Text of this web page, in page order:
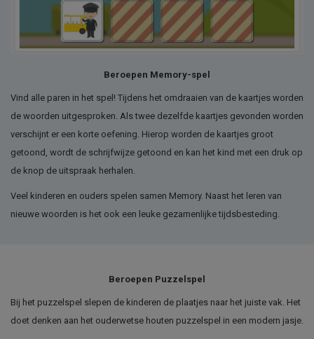
Beroepen Memory-spel
Vind alle paren in het spel! Tijdens het omdraaien van de kaartjes worden
de woorden uitgesproken. Als twee dezelfde kaartjes gevonden worden
verschijnt er een korte oefening. Hierop worden de kaartjes groot
getoond, wordt de schrijfwijze getoond en kan het kind met een druk op
de knop de uitspraak herhalen.
Veel kinderen en ouders spelen samen Memory. Naast het leren van
nieuwe woorden is het ook een leuke gezamenlijke tijdsbesteding.
Beroepen Puzzelspel
Bij het puzzelspel slepen de kinderen de plaatjes naar het juiste vak. Het
doet denken aan het ouderwetse houten puzzelspel in een modern jasje.